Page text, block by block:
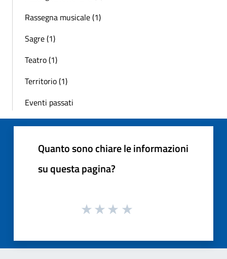
Rassegna musicale (1)
Sagre (1)
Teatro (1)
Territorio (1)
Eventi passati
Quanto sono chiare le informazioni
su questa pagina?